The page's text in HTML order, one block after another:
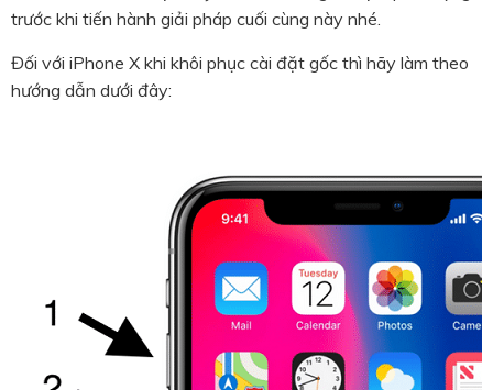
trước khi tiến hành giải pháp cuối cùng này nhé.
Đối với iPhone X khi khôi phục cài đặt gốc thì hãy làm theo
hướng dẫn dưới đây: